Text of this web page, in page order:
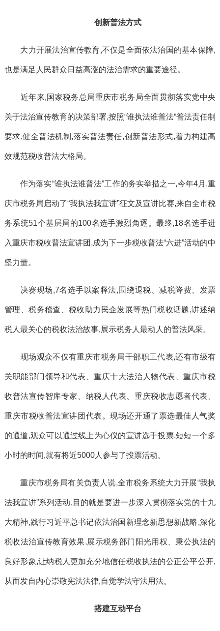
创新普法方式
大力开展法治宣传教育,不仅是全面依法治国的基本保障,
也是满足人民群众日益高涨的法治需求的重要途径。
近年来,国家税务总局重庆市税务局全面贯彻落实党中央
关于法治宣传教育的决策部署,按照“谁执法谁普法”普法责任制
要求,健全普法机制,落实普法责任,创新普法形式,着力构建高
效规范税收普法大格局。
作为落实“谁执法谁普法”工作的务实举措之一,今年4月,重
庆市税务局启动了“我执法我宣讲”征文及宣讲比赛,来自全市税
务系统51个基层局的100名选手激烈角逐。最终,18名选手进
入重庆市税收普法宣讲团,成为下一步税收普法“六进”活动的中
坚力量。
决赛现场,7名选手以案释法,围绕退税、减税降费、发票
管理、税务稽查、税收助力民企发展等热门税收话题,讲述纳
税人最关心的税收法治故事,展示税务人最动人的普法风采。
现场观众不仅有重庆市税务局干部职工代表,还有市级有
关职能部门领导和代表、重庆十大法治人物代表、重庆市税
收普法宣传智库专家、纳税人代表、重庆税收志愿者代表、
重庆市税收普法宣讲团代表。现场还开通了票选最佳人气奖
的通道,观众可以通过线上为心仪的宣讲选手投票,短短一个多
小时的时间,就有将近5000人参与了投票活动。
重庆市税务局有关负责人说,全市税务系统大力开展“我执
法我宣讲”系列活动,目的就是要进一步深入贯彻落实党的十九
大精神,践行习近平总书记依法治国新理念新思想新战略,深化
税收法治宣传教育效果,展示税务部门阳光用权、秉公执法的
良好形象,让纳税人更加充分地信任税收执法的公正公平公开,
从而发自内心崇敬宪法法律,自觉学法守法用法。
搭建互动平台